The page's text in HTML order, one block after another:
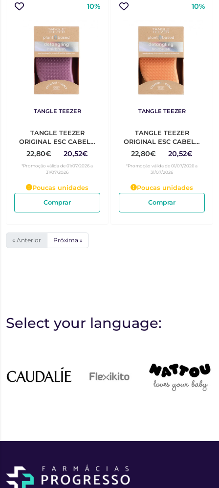
10%
TANGLE TEEZER
TANGLE TEEZER
ORIGINAL ESC CABELO
PLANT BASED ROXA
22,80€ 20,52€
*Promoção válida de 01/07/2026 a
31/07/2026
Poucas unidades
Comprar
10%
TANGLE TEEZER
TANGLE TEEZER
ORIGINAL ESC CABELO
PLANT BASED LARANJA
22,80€ 20,52€
*Promoção válida de 01/07/2026 a
31/07/2026
Poucas unidades
Comprar
« Anterior Próxima »
Select your language: